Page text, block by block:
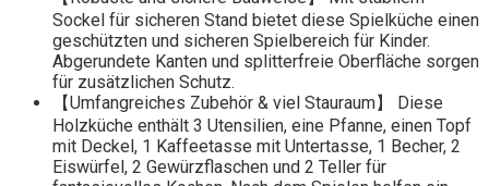
Sockel für sicheren Stand bietet diese Spielküche einen
geschützten und sicheren Spielbereich für Kinder.
Abgerundete Kanten und splitterfreie Oberfläche sorgen
für zusätzlichen Schutz.
【Umfangreiches Zubehör & viel Stauraum】 Diese
Holzküche enthält 3 Utensilien, eine Pfanne, einen Topf
mit Deckel, 1 Kaffeetasse mit Untertasse, 1 Becher, 2
Eiswürfel, 2 Gewürzflaschen und 2 Teller für